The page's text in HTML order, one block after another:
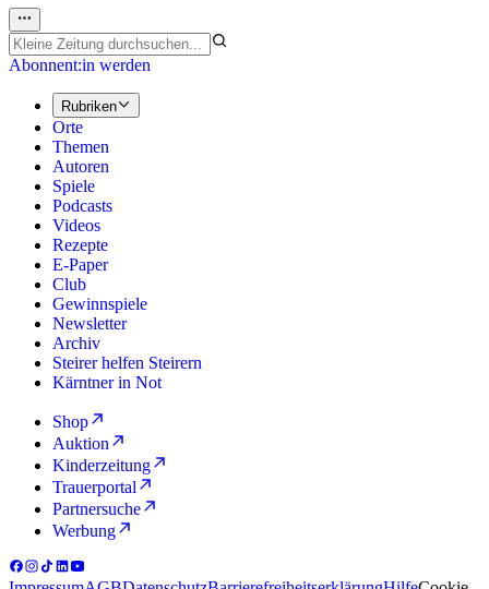
Abonnent:in werden
Rubriken
Orte
Themen
Autoren
Spiele
Podcasts
Videos
Rezepte
E-Paper
Club
Gewinnspiele
Newsletter
Archiv
Steirer helfen Steirern
Kärntner in Not
Shop
Auktion
Kinderzeitung
Trauerportal
Partnersuche
Werbung